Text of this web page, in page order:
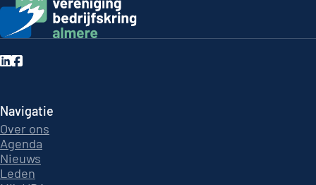
Navigatie
Over ons
Agenda
Nieuws
Leden